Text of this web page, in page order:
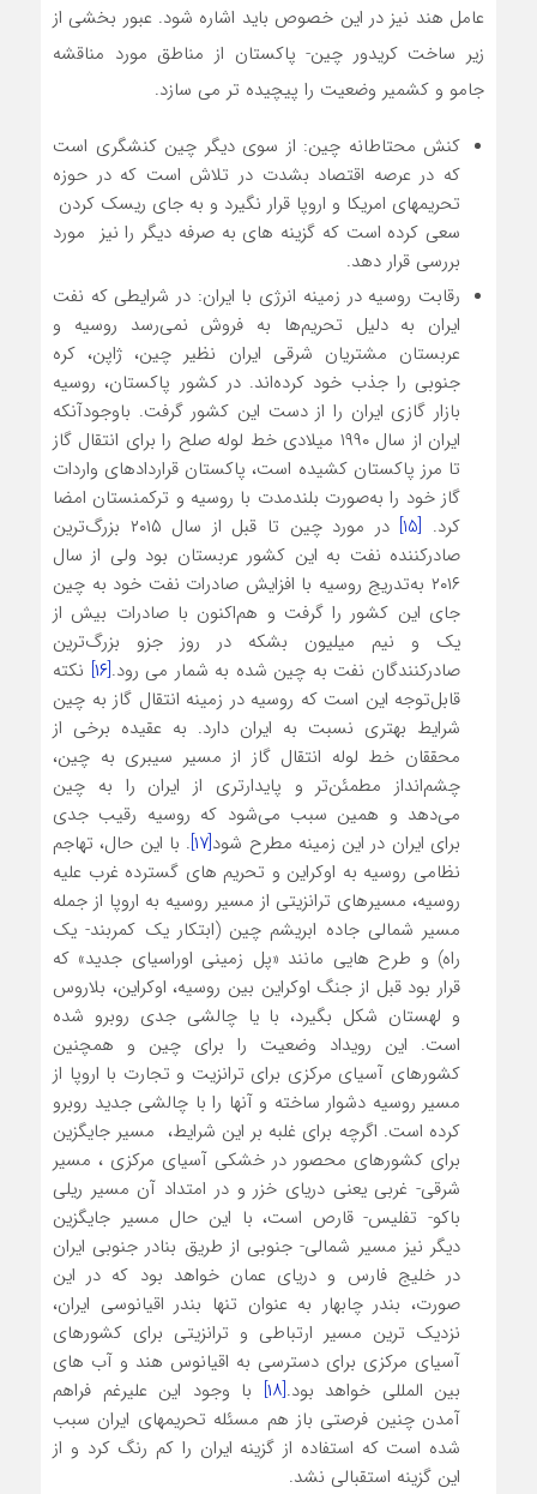
عامل هند نیز در این خصوص باید اشاره شود. عبور بخشی از
زیر ساخت کریدور چین- پاکستان از مناطق مورد مناقشه
جامو و کشمیر وضعیت را پیچیده تر می سازد.
کنش محتاطانه چین: از سوی دیگر چین کنشگری است
که در عرصه اقتصاد بشدت در تلاش است که در حوزه
تحریمهای امریکا و اروپا قرار نگیرد و به جای ریسک کردن
سعی کرده است که گزینه های به صرفه دیگر را نیز مورد
بررسی قرار دهد.
رقابت روسیه در زمینه انرژی با ایران: در شرایطی که نفت
ایران به دلیل تحریم‌ها به فروش نمی‌رسد روسیه و
عربستان مشتریان شرقی ایران نظیر چین، ژاپن، کره
جنوبی را جذب خود کرده‌اند. در کشور پاکستان، روسیه
بازار گازی ایران را از دست این کشور گرفت. باوجودآنکه
ایران از سال ۱۹۹۰ میلادی خط لوله صلح را برای انتقال گاز
تا مرز پاکستان کشیده است، پاکستان قراردادهای واردات
گاز خود را به‌صورت بلندمدت با روسیه و ترکمنستان امضا
کرد. [15]
در مورد چین تا قبل از سال ۲۰۱۵ بزرگ‌ترین
صادرکننده نفت به این کشور عربستان بود ولی از سال
۲۰۱۶ به‌تدریج روسیه با افزایش صادرات نفت خود به چین
جای این کشور را گرفت و هم‌اکنون با صادرات بیش از
یک و نیم میلیون بشکه در روز جزو بزرگ‌ترین
صادرکنندگان نفت به چین شده به شمار می رود.[۱۶]
نکته
قابل‌توجه این است که روسیه در زمینه انتقال گاز به چین
شرایط بهتری نسبت به ایران دارد. به عقیده برخی از
محققان خط لوله انتقال گاز از مسیر سیبری به چین،
چشم‌انداز مطمئن‌تر و پایدارتری از ایران را به چین
می‌دهد و همین سبب می‌شود که روسیه رقیب جدی
برای ایران در این زمینه مطرح شود[۱۷]
. با این حال، تهاجم
نظامی روسیه به اوکراین و تحریم های گسترده غرب علیه
روسیه، مسیرهای ترانزیتی از مسیر روسیه به اروپا از جمله
مسیر شمالی جاده ابریشم چین (ابتکار یک کمربند- یک
راه) و طرح هایی مانند «پل زمینی اوراسیای جدید» که
قرار بود قبل از جنگ اوکراین بین روسیه، اوکراین، بلاروس
و لهستان شکل بگیرد، با یا چالشی جدی روبرو شده
است. این رویداد وضعیت را برای چین و همچنین
کشورهای آسیای مرکزی برای ترانزیت و تجارت با اروپا از
مسیر روسیه دشوار ساخته و آنها را با چالشی جدید روبرو
کرده است. اگرچه برای غلبه بر این شرایط، مسیر جایگزین
برای کشورهای محصور در خشکی آسیای مرکزی ، مسیر
شرقی- غربی یعنی دریای خزر و در امتداد آن مسیر ریلی
باکو- تفلیس- قارص است، با این حال مسیر جایگزین
دیگر نیز مسیر شمالی- جنوبی از طریق بنادر جنوبی ایران
در خلیج فارس و دریای عمان خواهد بود که در این
صورت، بندر چابهار به عنوان تنها بندر اقیانوسی ایران،
نزدیک ترین مسیر ارتباطی و ترانزیتی برای کشورهای
آسیای مرکزی برای دسترسی به اقیانوس هند و آب های
بین المللی خواهد بود.[۱۸]
با وجود این علیرغم فراهم
آمدن چنین فرصتی باز هم مسئله تحریمهای ایران سبب
شده است که استفاده از گزینه ایران را کم رنگ کرد و از
این گزینه استقبالی نشد.